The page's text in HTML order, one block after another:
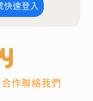
快速登入
作聯絡我們